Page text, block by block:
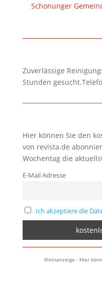
Schonunger
Zuverlässige
Stunden
Hier können Sie den
von revista.de
Wochentag die
E-Mail Adresse
Ich akzeptiere die
Kleinanzeige - Hier